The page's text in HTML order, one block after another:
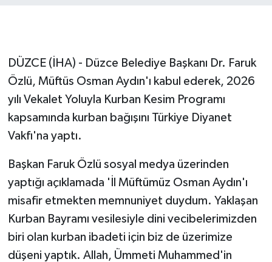
DÜZCE (İHA) - Düzce Belediye Başkanı Dr. Faruk
Özlü, Müftüs Osman Aydın'ı kabul ederek, 2026
yılı Vekalet Yoluyla Kurban Kesim Programı
kapsamında kurban bağışını Türkiye Diyanet
Vakfı'na yaptı.
Başkan Faruk Özlü sosyal medya üzerinden
yaptığı açıklamada 'İl Müftümüz Osman Aydın'ı
misafir etmekten memnuniyet duydum. Yaklaşan
Kurban Bayramı vesilesiyle dini vecibelerimizden
biri olan kurban ibadeti için biz de üzerimize
düşeni yaptık. Allah, Ümmeti Muhammed'in
Gayrimenkul
GENEL
GÜNDEM
HABERDE İNSAN
İş Dünyası